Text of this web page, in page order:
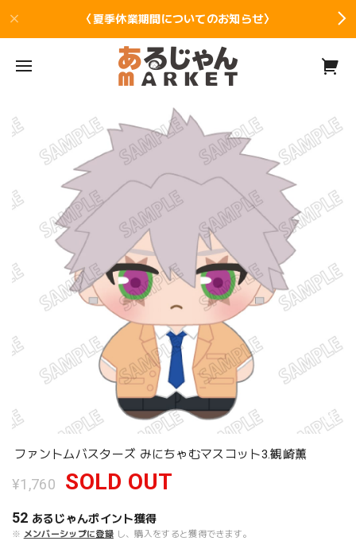
〈夏季休業期間についてのお知らせ〉
ファントムバスターズ みにちゃむマスコット3.観崎薫
¥1,760 SOLD OUT
52 あるじゃんポイント獲得
※ メンバーシップに登録 し、購入をすると獲得できます。